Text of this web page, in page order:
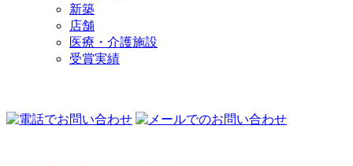
新築
店舗
医療・介護施設
受賞実績